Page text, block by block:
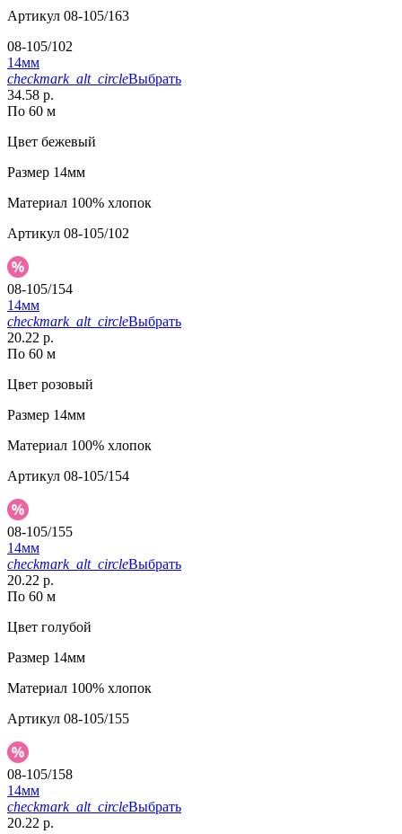
Артикул 08-105/163
08-105/102
14мм
checkmark_alt_circleВыбрать
34.58 р.
По 60 м
Цвет бежевый
Размер 14мм
Материал 100% хлопок
Артикул 08-105/102
08-105/154
14мм
checkmark_alt_circleВыбрать
20.22 р.
По 60 м
Цвет розовый
Размер 14мм
Материал 100% хлопок
Артикул 08-105/154
08-105/155
14мм
checkmark_alt_circleВыбрать
20.22 р.
По 60 м
Цвет голубой
Размер 14мм
Материал 100% хлопок
Артикул 08-105/155
08-105/158
14мм
checkmark_alt_circleВыбрать
20.22 р.